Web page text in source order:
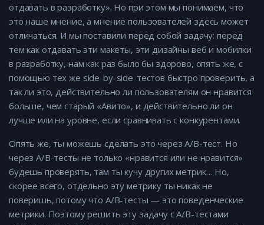
отдавать в разработку». Но при этом мы понимаем, что
это наше мнение, а мнение пользователей здесь может
отличаться. И мы поставили перед собой задачу: перед
тем как отдавать эти макеты, эти дизайны веб и мобилки
в разработку, нам как раз было бы здорово, опять же, с
помощью тех же side-by-side-тестов быстро проверить, а
так ли это, действительно ли пользователям он нравится
больше, чем старый «Авито», и действительно ли он
лучше или на уровне, если сравнивать с конкурентами.
Опять же, ты можешь сделать это через A/B-тест. Но
через A/B-тесты не только «нравится или не нравится»
будешь проверять, там ты кучу других метрик… Но,
скорее всего, отдельно эту метрику ты никак не
поверишь, потому что A/B-тесты — это поведенческие
метрики. Поэтому решить эту задачу с A/B-тестами